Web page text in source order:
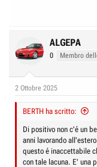
ALGEPA
0 Membro
2 Ottobre 2025
BERTH ha scritto:
Di positivo non c'é un
anni lavorando
questo é inaccettabile
con tale lacuna. E' una